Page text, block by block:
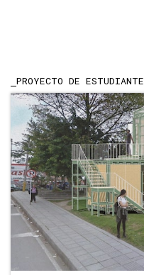
PROYECTO DE ESTUDIANTE